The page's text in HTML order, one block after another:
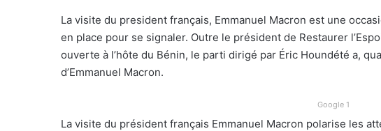
La visite du president français, Emmanuel Macron est une
en place pour se signaler. Outre le président de Restaurer
ouverte à l’hôte du Bénin, le parti dirigé par Éric Houndété a,
d’Emmanuel Macron.
Google 1
La visite du président français Emmanuel Macron polarise les